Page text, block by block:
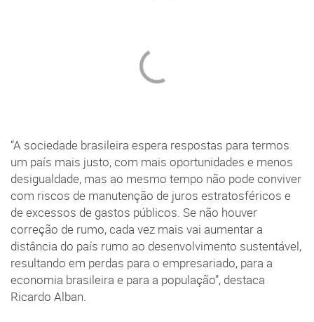
“A sociedade brasileira espera respostas para termos
um país mais justo, com mais oportunidades e menos
desigualdade, mas ao mesmo tempo não pode conviver
com riscos de manutenção de juros estratosféricos e
de excessos de gastos públicos. Se não houver
correção de rumo, cada vez mais vai aumentar a
distância do país rumo ao desenvolvimento sustentável,
resultando em perdas para o empresariado, para a
economia brasileira e para a população”, destaca
Ricardo Alban.